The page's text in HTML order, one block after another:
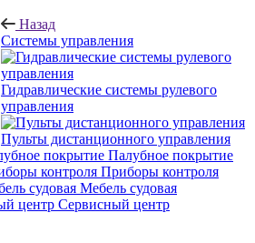
Назад
Системы управления
Гидравлические системы рулевого
управления
Пульты дистанционного управления
Палубное покрытие
Приборы контроля
Мебель судовая
Сервисный центр